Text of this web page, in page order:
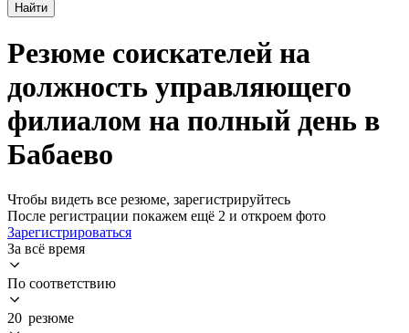
Найти
Резюме соискателей на
должность управляющего
филиалом на полный день в
Бабаево
Чтобы видеть все резюме, зарегистрируйтесь
После регистрации покажем ещё 2 и откроем фото
Зарегистрироваться
За всё время
По соответствию
20 резюме